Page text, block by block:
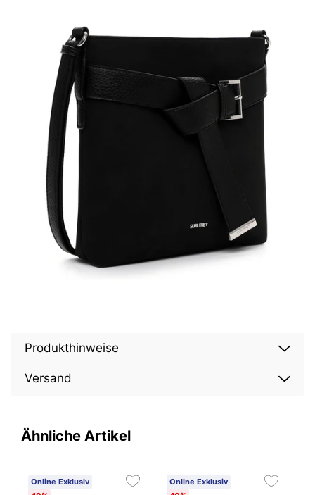
Produkthinweise
Versand
Ähnliche Artikel
Online Exklusiv
Online Exklusiv